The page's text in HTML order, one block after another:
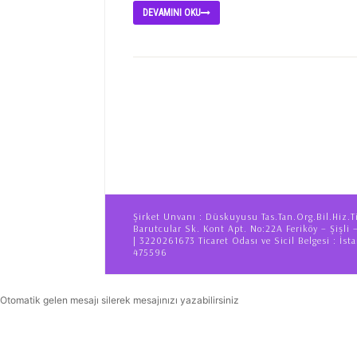
DEVAMINI OKU
Şirket Unvanı : Düskuyusu
Barutcular Sk. Kont Apt. No:22A Feriköy – Şişli
| 3220261673 Ticaret Odası ve Sicil Belgesi :
475596
Otomatik gelen mesajı silerek mesajınızı yazabilirsiniz